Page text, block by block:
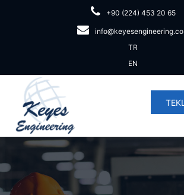
+90 (224) 453 20 65
TR
EN